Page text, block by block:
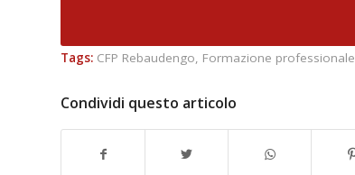
Tags: CFP Rebaudengo, Formazione professionale
Condividi questo articolo